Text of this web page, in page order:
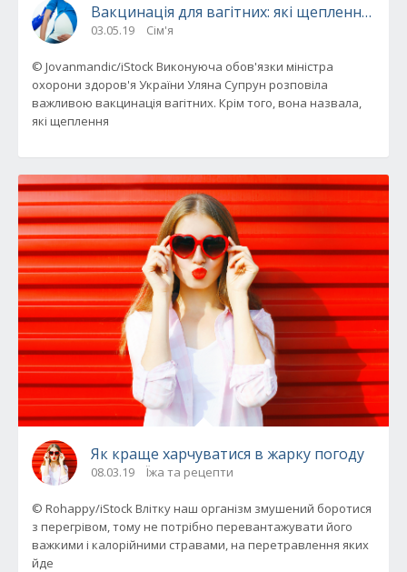
Вакцинація для вагітних: які щеплення
03.05.19 Сім'я
© Jovanmandic/iStock Виконуюча обов'язки міністра
охорони здоров'я України Уляна Супрун розповіла
важливою вакцинація вагітних. Крім того, вона назвала,
які щеплення
Як краще харчуватися в жарку погоду
08.03.19 Їжа та рецепти
© Rohappy/iStock Влітку наш організм змушений боротися
з перегрівом, тому не потрібно перевантажувати його
важкими і калорійними стравами, на перетравлення яких
йде